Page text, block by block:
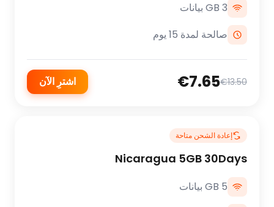
3 GB بيانات
صالحة لمدة 15 يوم
€13.50
€7.65 اشترِ الآن
إعادة الشحن متاحة
Nicaragua 5GB 30Days
5 GB بيانات